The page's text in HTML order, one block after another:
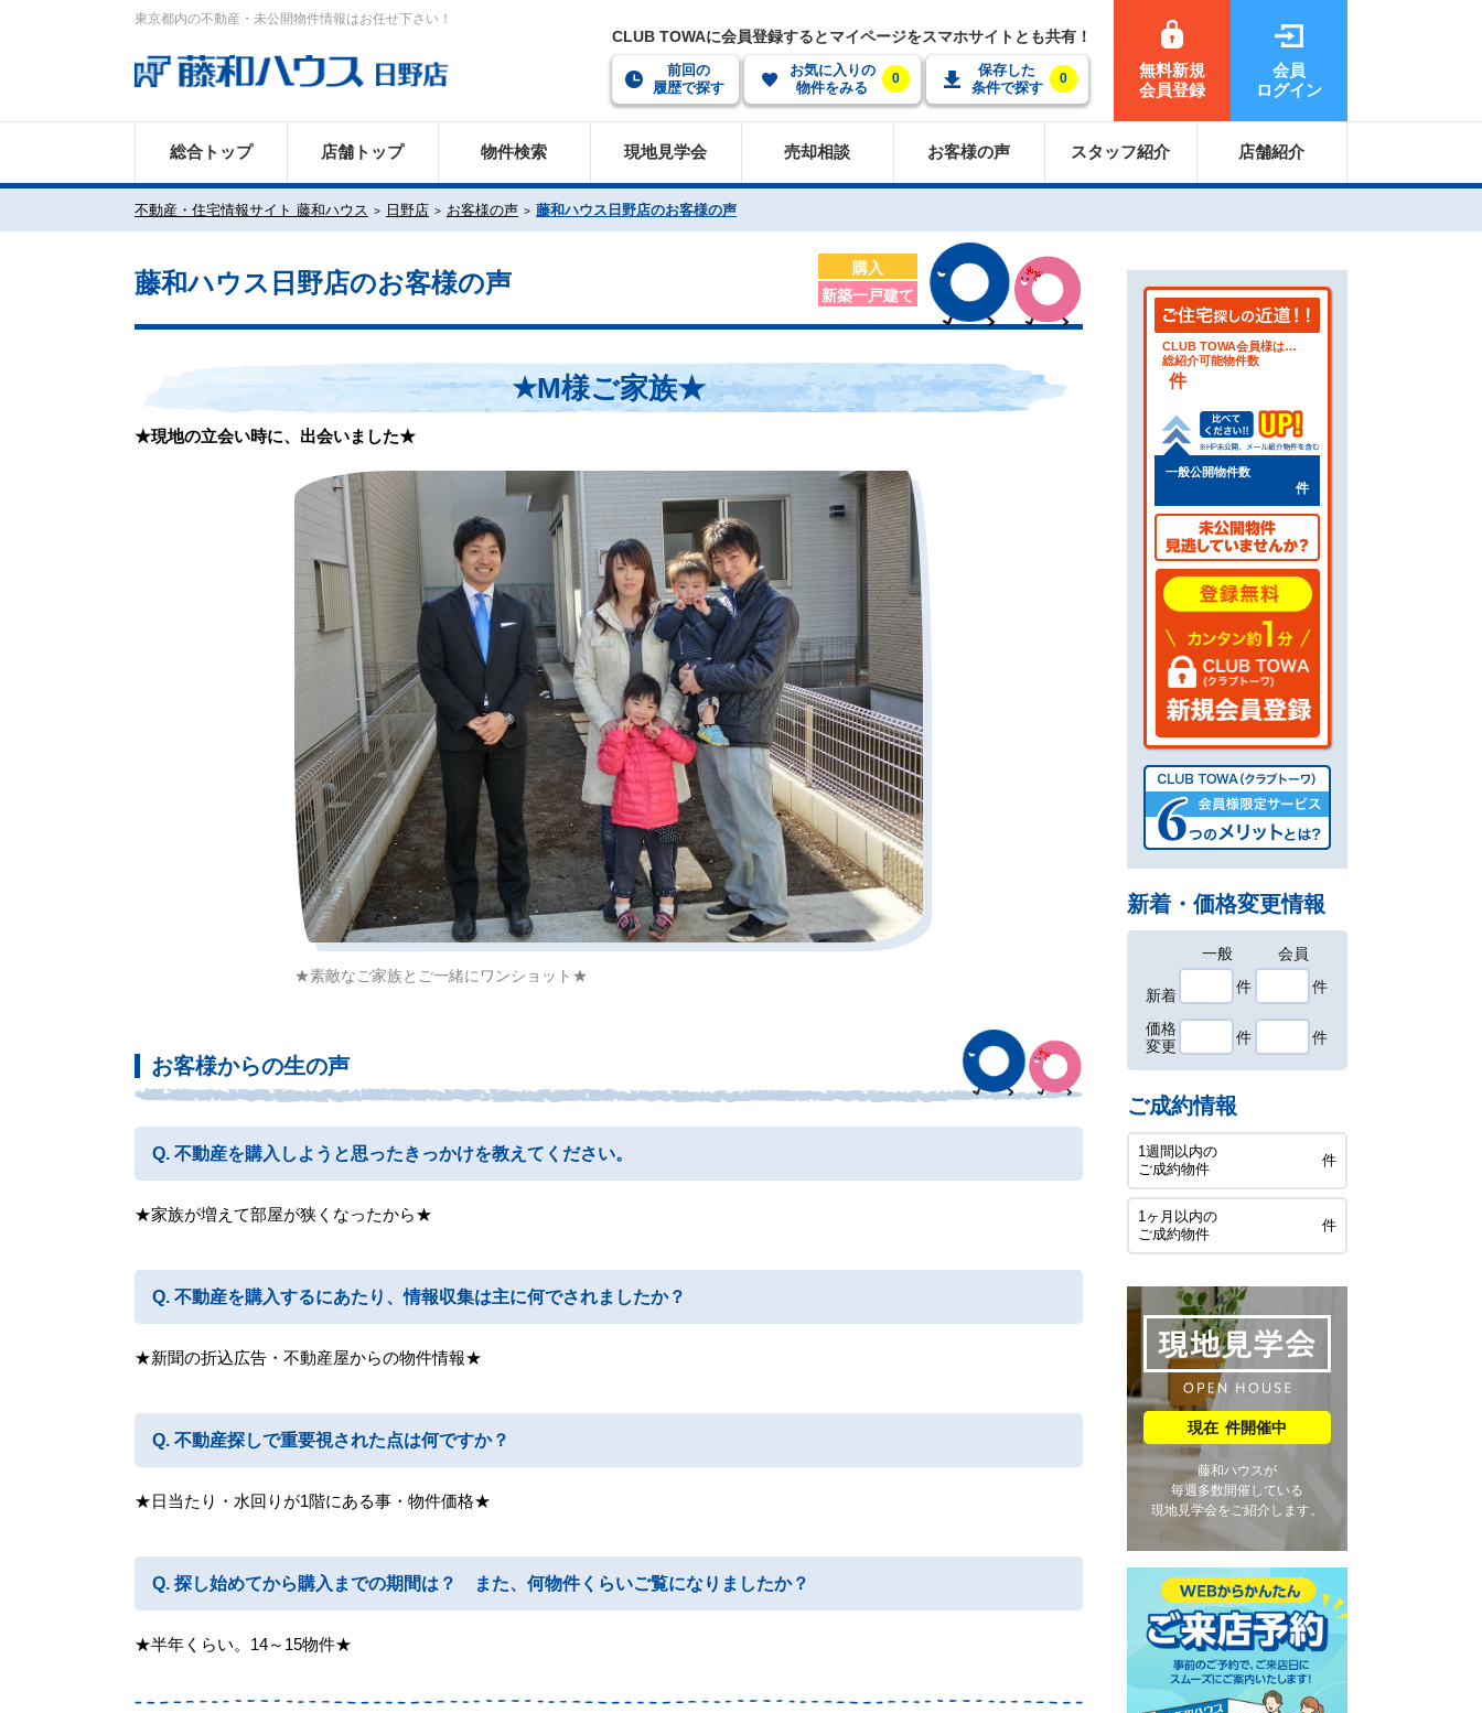
東京都内の不動産・未公開物件情報はお任せ下さい！
CLUB TOWAに会員登録するとマイページをスマホサイトとも共有！
前回の
履歴で探す
お気に入りの
物件をみる
0
保存した
条件で探す
0
無料新規
会員登録
会員
ログイン
総合トップ 店舗トップ 物件検索 現地見学会 売却相談 お客様の声 スタッフ紹介 店舗紹介
不動産・住宅情報サイト 藤和ハウス 日野店 お客様の声 藤和ハウス日野店のお客様の声
藤和ハウス日野店のお客様の声
購入
新築一戸建て
★M様ご家族★
★現地の立会い時に、出会いました★
★素敵なご家族とご一緒にワンショット★
お客様からの生の声
不動産を購入しようと思ったきっかけを教えてください。
★家族が増えて部屋が狭くなったから★
不動産を購入するにあたり、情報収集は主に何でされましたか？
★新聞の折込広告・不動産屋からの物件情報★
不動産探しで重要視された点は何ですか？
★日当たり・水回りが1階にある事・物件価格★
探し始めてから購入までの期間は？ また、何物件くらいご覧になりましたか？
★半年くらい。14～15物件★
CLUB TOWA会員様は…
総紹介可能物件数
件
一般公開物件数
件
新着・価格変更情報
一般 会員
新着
件 件
価格
変更
件 件
ご成約情報
1週間以内の
ご成約物件
件
1ヶ月以内の
ご成約物件
件
件開催中
藤和ハウスが
毎週多数開催している
現地見学会をご紹介します。